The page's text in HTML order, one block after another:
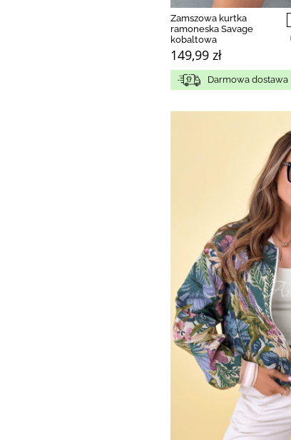
Zamszowa kurtka
ramoneska Savage
kobaltowa
149,99 zł
Darmowa dostawa